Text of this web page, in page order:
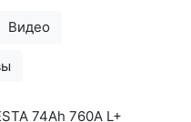
Видео
74Ah 760A L+